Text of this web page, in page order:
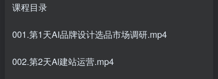
课程目录
001.第1天AI品牌设计选品市场调研.mp4
002.第2天Al建站运营.mp4